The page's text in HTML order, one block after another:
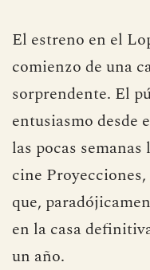
El estreno en el
comienzo de una
sorprendente. El
entusiasmo desde
las pocas
cine
que,
en la casa
un año.